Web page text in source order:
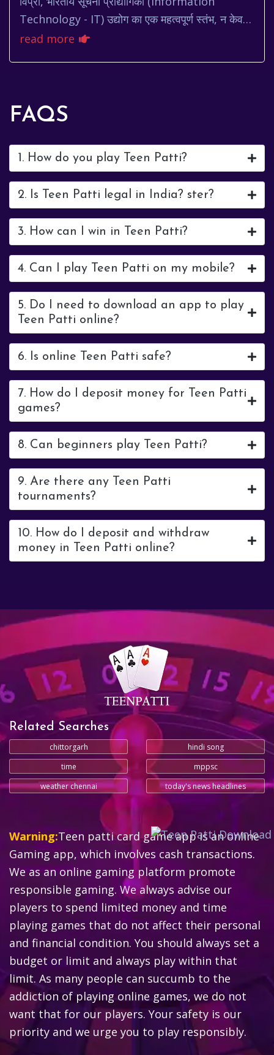
Technology - IT) उद्योग का एक महत्वपूर्ण स्तंभ, न केवल
भारत में बल्कि वैश्विक स्तर पर भी अपनी पहचान बना...
read more
FAQS
1. How do you play Teen Patti?
2. Is Teen Patti legal in India? ster?
3. How can I win in Teen Patti?
4. Can I play Teen Patti on my mobile?
5. Do I need to download an app to play
Teen Patti online?
6. Is online Teen Patti safe?
7. How do I deposit money for Teen Patti
games?
8. Can beginners play Teen Patti?
9. Are there any Teen Patti
tournaments?
10. How do I deposit and withdraw
money in Teen Patti online?
Related Searches
chittorgarh
hindi song
time
mppsc
weather chennai
today's news headlines
Warning:Teen patti card game app is an online
Gaming app, which involves cash transactions.
We as an online gaming platform promote
responsible gaming. We always advise our
players to spend limited money and time
playing games that do not affect their personal
and financial condition. You should always set a
budget or limit and always play within that
limit. As many people can succumb to the
addiction of playing online games, we do not
want that for our players. Your safety is our
priority and we urge you to play responsibly.